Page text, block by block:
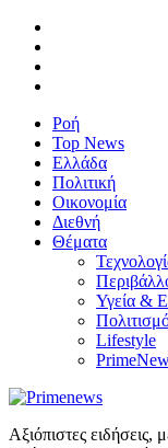
Ροή
Top News
Ελλάδα
Πολιτική
Οικονομία
Διεθνή
Θέματα
Υγεία &
Lifestyle
Αξιόπιστες